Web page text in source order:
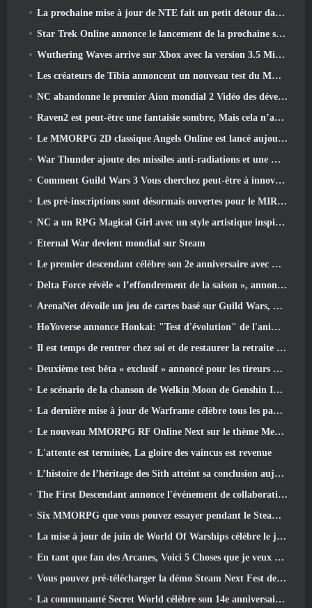
La prochaine mise à jour de NTE fait un petit détour dans un jeu de table fantastique
Star Trek Online annonce le lancement de la prochaine saison « Undiscovered »
Wuthering Waves arrive sur Xbox avec la version 3.5 Mise à jour
Les créateurs de Tibia annoncent un nouveau test du MMORPG Zombie à l'ancienne, Persister en ligne
NC abandonne le premier Aion mondial 2 Vidéo des développeurs, Partager des détails sur le jeu
Raven2 est peut-être une fantaisie sombre, Mais cela n’arrête pas les plaisirs de l’été
Le MMORPG 2D classique Angels Online est lancé aujourd'hui dans le monde entier
War Thunder ajoute des missiles anti-radiations et une mesure de soutien électronique dans la mise à jour de la cavalerie lourde
Comment Guild Wars 3 Vous cherchez peut-être à innover dans l’espace MMO
Les pré-inscriptions sont désormais ouvertes pour le MIRESI de Smilegate: Un avenir invisible
NC a un RPG Magical Girl avec un style artistique inspiré de l’anime des années 90 en préparation
Eternal War devient mondial sur Steam
Le premier descendant célèbre son 2e anniversaire avec Descendant Fest 2026 Flux
Delta Force révèle « l’effondrement de la saison », annonce la collaboration Rainbow Six Siege
ArenaNet dévoile un jeu de cartes basé sur Guild Wars, Lié par la brume
HoYoverse annonce Honkai: "Test d'évolution" de l'anime Nexus
Il est temps de rentrer chez soi et de restaurer la retraite heureuse là où les vents se rencontrent
Deuxième test bêta « exclusif » annoncé pour les tireurs de survie en équipe qui prennent du temps
Le scénario de la chanson de Welkin Moon de Genshin Impact touche à sa fin.. Sur la Lune
La dernière mise à jour de Warframe célèbre tous les papas de l'espace
Le nouveau MMORPG RF Online Next sur le thème Mech de Netmarble sera lancé à l'échelle mondiale
L'attente est terminée, La gloire des vaincus est revenue
L’histoire de l’héritage des Sith atteint sa conclusion aujourd’hui dans la dernière mise à jour de SWTOR
The First Descendant annonce l'événement de collaboration EVANGELION
Six MMORPG que vous pouvez essayer pendant le Steam Next Fest
La mise à jour de juin de World Of Warships célèbre le jour de l'indépendance des États-Unis avec une nouvelle campagne narrative
En tant que fan des Arcanes, Voici 5 Choses que je veux voir du MMO Riot
Vous pouvez pré-télécharger la démo Steam Next Fest de Embers Of The Uncrowned demain
La communauté Secret World célèbre son 14e anniversaire avec un mystère qu'ils doivent résoudre ensemble